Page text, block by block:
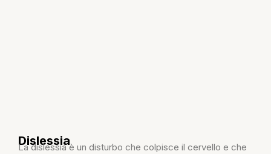
Dislessia
La dislessia è un disturbo che colpisce il cervello e che